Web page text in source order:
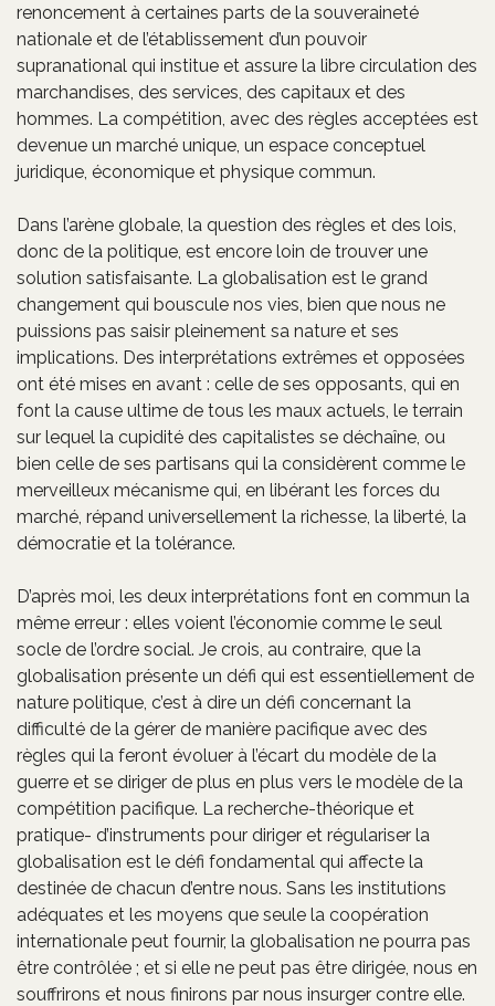
renoncement à certaines parts de la souveraineté
nationale et de l’établissement d’un pouvoir
supranational qui institue et assure la libre circulation des
marchandises, des services, des capitaux et des
hommes. La compétition, avec des règles acceptées est
devenue un marché unique, un espace conceptuel
juridique, économique et physique commun.
Dans l’arène globale, la question des règles et des lois,
donc de la politique, est encore loin de trouver une
solution satisfaisante. La globalisation est le grand
changement qui bouscule nos vies, bien que nous ne
puissions pas saisir pleinement sa nature et ses
implications. Des interprétations extrêmes et opposées
ont été mises en avant : celle de ses opposants, qui en
font la cause ultime de tous les maux actuels, le terrain
sur lequel la cupidité des capitalistes se déchaîne, ou
bien celle de ses partisans qui la considèrent comme le
merveilleux mécanisme qui, en libérant les forces du
marché, répand universellement la richesse, la liberté, la
démocratie et la tolérance.
D’après moi, les deux interprétations font en commun la
même erreur : elles voient l’économie comme le seul
socle de l’ordre social. Je crois, au contraire, que la
globalisation présente un défi qui est essentiellement de
nature politique, c’est à dire un défi concernant la
difficulté de la gérer de manière pacifique avec des
règles qui la feront évoluer à l’écart du modèle de la
guerre et se diriger de plus en plus vers le modèle de la
compétition pacifique. La recherche-théorique et
pratique- d’instruments pour diriger et régulariser la
globalisation est le défi fondamental qui affecte la
destinée de chacun d’entre nous. Sans les institutions
adéquates et les moyens que seule la coopération
internationale peut fournir, la globalisation ne pourra pas
être contrôlée ; et si elle ne peut pas être dirigée, nous en
souffrirons et nous finirons par nous insurger contre elle.